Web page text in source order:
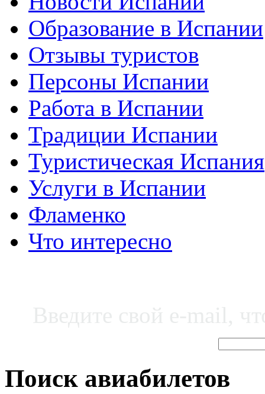
Образование в Испании
Отзывы туристов
Персоны Испании
Работа в Испании
Традиции Испании
Туристическая Испания
Услуги в Испании
Фламенко
Что интересно
Поиск авиабилетов